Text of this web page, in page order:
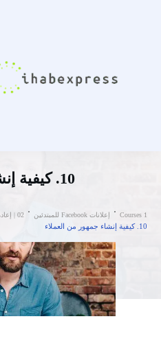
10. كيفية إنشاء جمهور من العملاء
Courses 1 إعلانات Facebook للمبتدئين 02 | إعادة توجيه صفحة المنتج
10. كيفية إنشاء جمهور من العملاء